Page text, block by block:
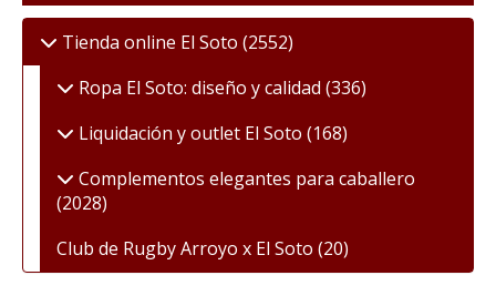
Tienda online El Soto (2552)
Ropa El Soto: diseño y calidad (336)
Liquidación y outlet El Soto (168)
Complementos elegantes para caballero
(2028)
Club de Rugby Arroyo x El Soto (20)